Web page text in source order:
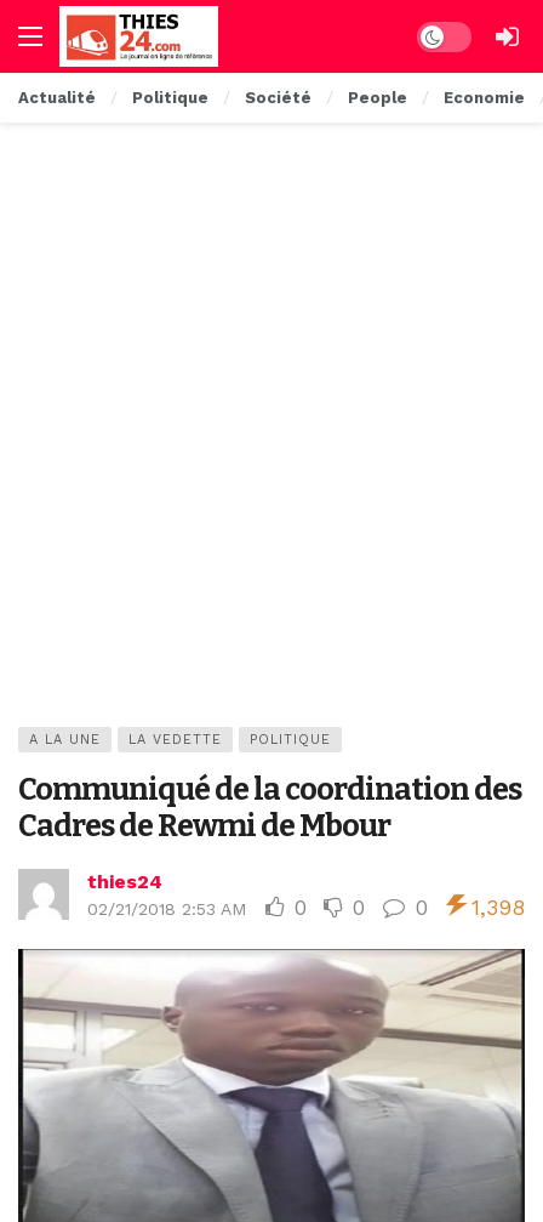
Dark mode
Actualité Politique Société People Economie
A LA UNE LA VEDETTE POLITIQUE
Communiqué de la coordination des
Cadres de Rewmi de Mbour
thies24
02/21/2018 2:53 AM 0 0 0 1,398